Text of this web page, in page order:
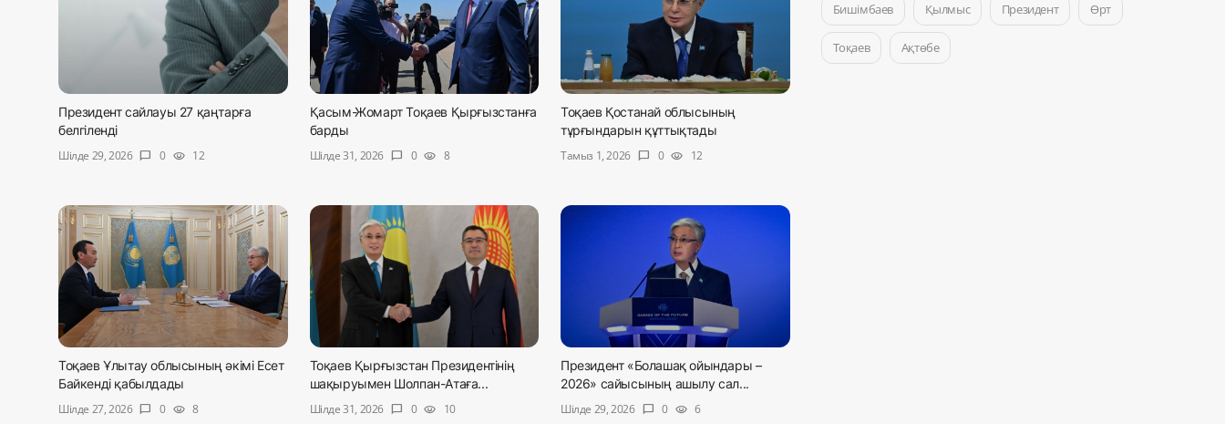
Президент сайлауы 27 қаңтарға
белгіленді
Шілде 29, 2026 chat_bubble 0 visibility 12
Қасым-Жомарт Тоқаев Қырғызстанға
барды
Шілде 31, 2026 chat_bubble 0 visibility 8
Тоқаев Қостанай облысының
тұрғындарын құттықтады
Тамыз 1, 2026 chat_bubble 0 visibility 12
Тоқаев Ұлытау облысының әкімі Есет
Байкенді қабылдады
Шілде 27, 2026 chat_bubble 0 visibility 8
Тоқаев Қырғызстан Президентінің
шақыруымен Шолпан-Атаға...
Шілде 31, 2026
chat_bubble 0 visibility 10
Президент «Болашақ ойындары –
2026» сайысының ашылу сал...
Шілде 29, 2026
chat_bubble 0 visibility 6
Бишімбаев Қылмыс Президент Өрт
Тоқаев Ақтөбе